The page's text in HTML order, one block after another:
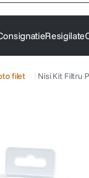
Resigilate
filet Nisi Kit Filtru